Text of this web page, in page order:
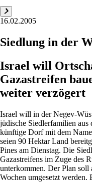
16.02.2005
Siedlung in der
Israel will
Gazastreifen
weiter verzögert
Israel will in der Negev-
jüdische Siedlerfamilien aus
künftige Dorf mit dem
seien 90 Hektar Land
Pines am Dienstag. Die
Gazastreifens im Zuge des
unterkommen. Der Plan soll
Wochen umgesetzt werden.